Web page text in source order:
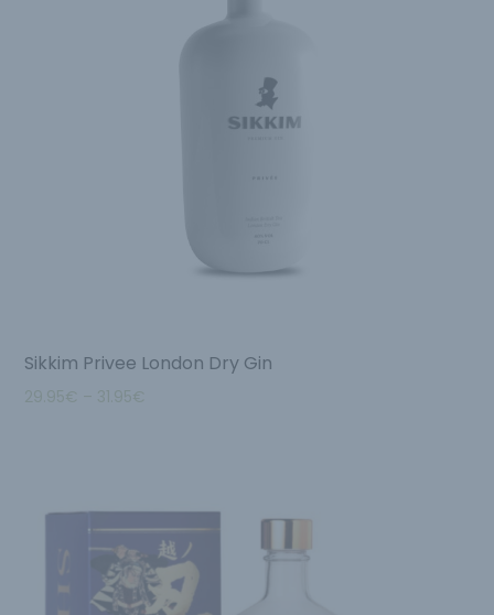
Sikkim Privee London Dry Gin
29.95€ – 31.95€